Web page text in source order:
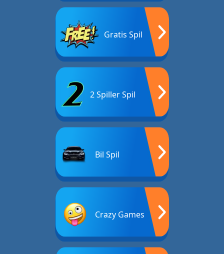
Gratis Spil
2 Spiller Spil
Bil Spil
Crazy Games